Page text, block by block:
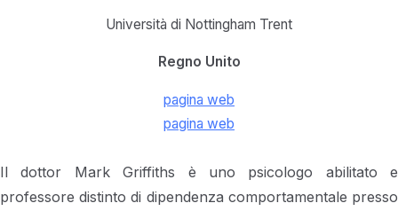
Università di Nottingham Trent
Regno Unito
pagina web
pagina web
Il dottor Mark Griffiths è uno psicologo abilitato e
professore distinto di dipendenza comportamentale presso